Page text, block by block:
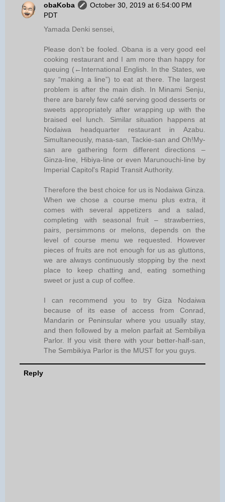
obaKoba
October 30, 2019 at 6:54:00 PM
PDT
Yamada Denki sensei,
Please don’t be fooled. Obana is a very good eel
cooking restaurant and I am more than happy for
queuing (←International English. In the States, we
say “making a line”) to eat at there. The largest
problem is after the main dish. In Minami Senju,
there are barely few café serving good desserts or
sweets appropriately after wrapping up with the
braised eel lunch. Similar situation happens at
Nodaiwa headquarter restaurant in Azabu.
Simultaneously, masa-san, Tackie-san and Oh!My-
san are gathering form different directions –
Ginza-line, Hibiya-line or even Marunouchi-line by
Imperial Capitol's Rapid Transit Authority.
Therefore the best choice for us is Nodaiwa Ginza.
When we chose a course menu plus extra, it
comes with several appetizers and a salad,
completing with seasonal fruit – strawberries,
pairs, persimmons or melons, depends on the
level of course menu we requested. However
pieces of fruits are not enough for us as gluttons,
we are always continuously stopping by the next
place to keep chatting and, eating something
sweet or just a cup of coffee.
I can recommend you to try Giza Nodaiwa
because of its ease of access from Conrad,
Mandarin or Peninsular where you usually stay,
and then followed by a melon parfait at Sembiliya
Parlor. If you visit there with your better-half-san,
The Sembikiya Parlor is the MUST for you guys.
Reply